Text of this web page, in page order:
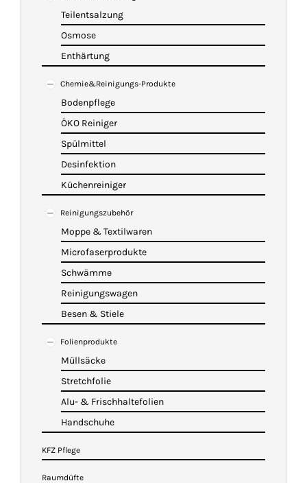
Teilentsalzung
Osmose
Enthärtung
Chemie&Reinigungs-Produkte
Bodenpflege
ÖKO Reiniger
Spülmittel
Desinfektion
Küchenreiniger
Reinigungszubehör
Moppe & Textilwaren
Microfaserprodukte
Schwämme
Reinigungswagen
Besen & Stiele
Folienprodukte
Müllsäcke
Stretchfolie
Alu- & Frischhaltefolien
Handschuhe
KFZ Pflege
Raumdüfte